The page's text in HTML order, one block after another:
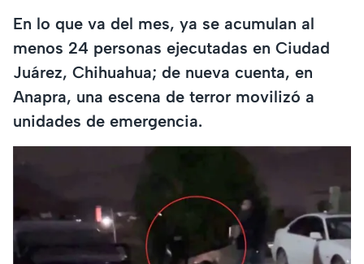
En lo que va del mes, ya se acumulan al
menos 24 personas ejecutadas en Ciudad
Juárez, Chihuahua; de nueva cuenta, en
Anapra, una escena de terror movilizó a
unidades de emergencia.